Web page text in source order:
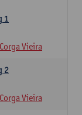
1
Vieira
2
Vieira